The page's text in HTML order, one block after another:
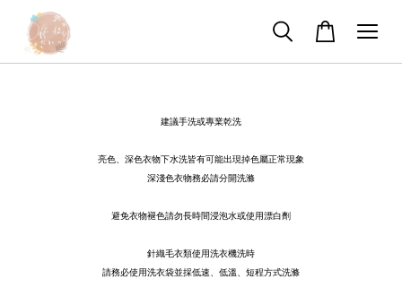
建議手洗或專業乾洗
亮色、深色衣物下水洗皆有可能出現掉色屬正常現象
深淺色衣物務必請分開洗滌
避免衣物褪色請勿長時間浸泡水或使用漂白劑
針織毛衣類使用洗衣機洗時
請務必使用洗衣袋並採低速、低溫、短程方式洗滌